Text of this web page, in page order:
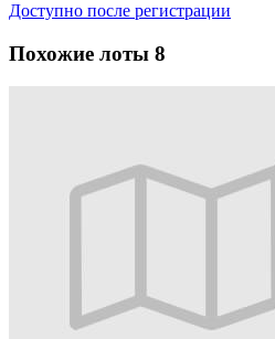
Доступно после регистрации
Похожие лоты 8